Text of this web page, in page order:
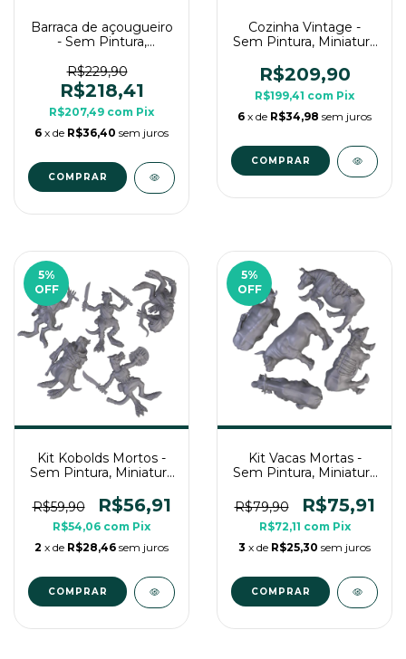
Barraca de açougueiro
- Sem Pintura,
Para Rpg de Mesa
R$229,90
R$218,41
R$207,49 com Pix
6 x de R$36,40 sem juros
Cozinha Vintage -
Sem Pintura, Miniatura
de Mesa
R$209,90
R$199,41 com Pix
6 x de R$34,98 sem juros
5%
OFF
Kit Kobolds Mortos -
Sem Pintura, Miniatura
de Mesa
R$59,90 R$56,91
R$54,06 com Pix
2 x de R$28,46 sem juros
5%
OFF
Kit Vacas Mortas -
Sem Pintura, Miniatura
de Mesa
R$79,90 R$75,91
R$72,11 com Pix
3 x de R$25,30 sem juros